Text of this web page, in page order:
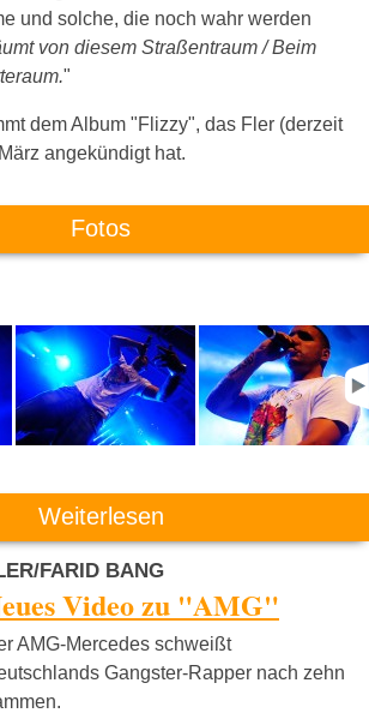
und solche, die noch wahr werden
von diesem Straßentraum / Beim
"
dem Album "Flizzy", das Fler (derzeit
angekündigt hat.
Fotos
Weiterlesen
FARID BANG
Video zu "AMG"
AMG-Mercedes schweißt
Gangster-Rapper nach zehn